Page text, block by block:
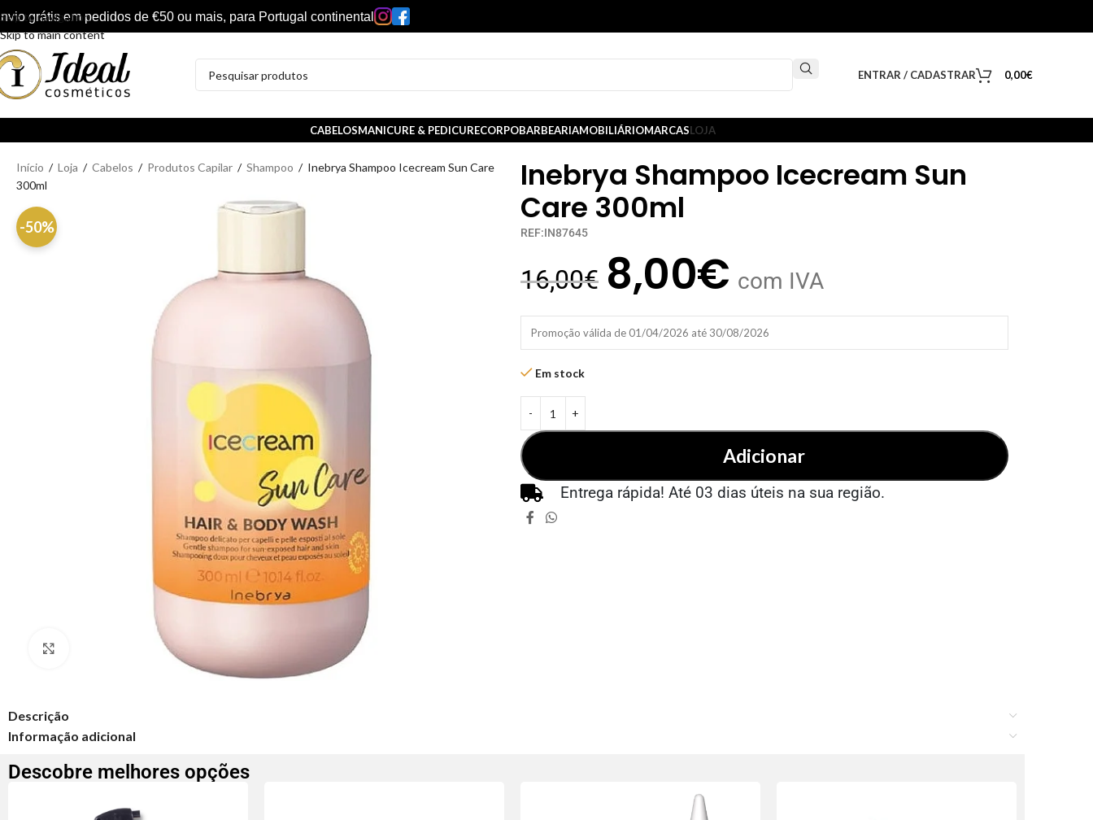
Skip to navigation
Skip to main content
grátis em pedidos de €50 ou mais, para Portugal continental
ENTRAR / CADASTRAR 0,00€
CABELOSMANICURE & PEDICURECORPOBARBEARIAMOBILIÁRIOMARCASLOJA
Início / Loja / Cabelos / Produtos Capilar / Shampoo / Inebrya Shampoo Icecream Sun Care
300ml
-50%
Clique para ampliar
Inebrya Shampoo Icecream Sun
Care 300ml
REF:IN87645
16,00€ 8,00€ com IVA
Promoção válida de 01/04/2026 até 30/08/2026
Em stock
Adicionar
Entrega rápida! Até 03 dias úteis na sua região.
Descrição
Informação adicional
Descobre melhores opções